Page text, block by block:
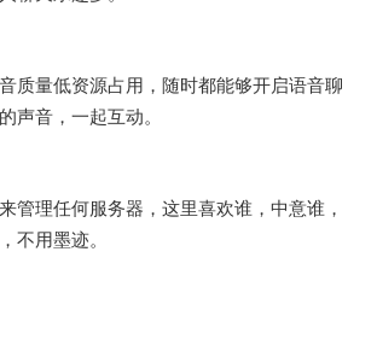
质量低资源占用，随时都能够开启语音聊
声音，一起互动。
管理任何服务器，这里喜欢谁，中意谁，
不用墨迹。